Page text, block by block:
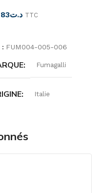
د.ت TTC
: FUM004-005-006
Fumagalli
Italie